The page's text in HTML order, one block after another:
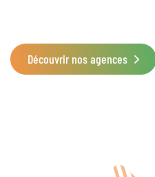
Découvrir nos agences